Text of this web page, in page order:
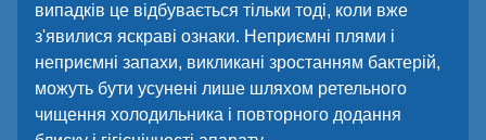
випадків це відбувається тільки тоді, коли вже
з'явилися яскраві ознаки. Неприємні плями і
неприємні запахи, викликані зростанням бактерій,
можуть бути усунені лише шляхом ретельного
чищення холодильника і повторного додання